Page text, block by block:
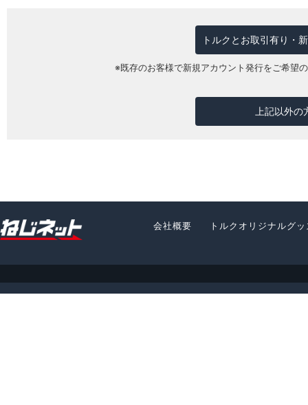
トルクとお取引有り・
※既存のお客様で新規アカウント発行をご希望
上記以外
会社概要 トルクオリジナルグ